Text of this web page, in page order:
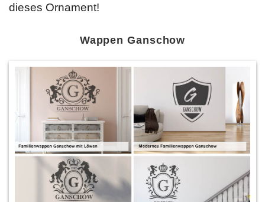
dieses Ornament!
Wappen Ganschow